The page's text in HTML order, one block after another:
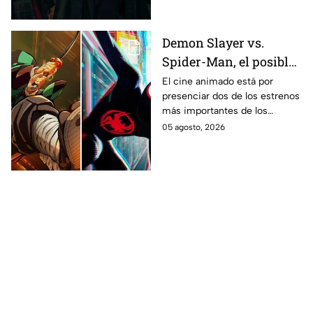
Demon Slayer vs.
Spider-Man, el posible
gran enfrentamiento
en taquilla del 2027
El cine animado está por
presenciar dos de los estrenos
más importantes de los
últimos años.
05 agosto, 2026